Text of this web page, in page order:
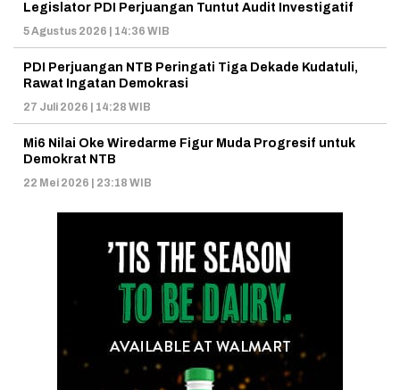
Legislator PDI Perjuangan Tuntut Audit Investigatif
5 Agustus 2026 | 14:36 WIB
PDI Perjuangan NTB Peringati Tiga Dekade Kudatuli,
Rawat Ingatan Demokrasi
27 Juli 2026 | 14:28 WIB
Mi6 Nilai Oke Wiredarme Figur Muda Progresif untuk
Demokrat NTB
22 Mei 2026 | 23:18 WIB